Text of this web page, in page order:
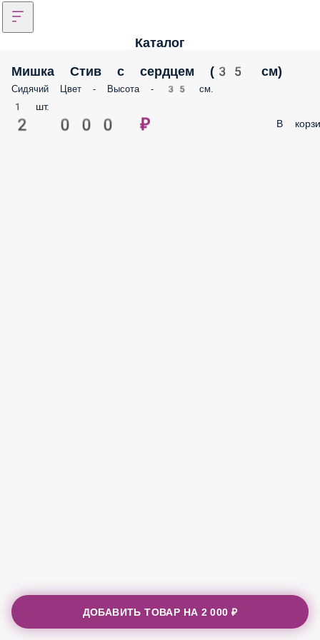
Каталог
Мишка Стив с сердцем (35 см)
Сидячий Цвет - Высота - 35 см.
1 шт.
2 000 ₽ В
ДОБАВИТЬ ТОВАР НА 2 000 ₽